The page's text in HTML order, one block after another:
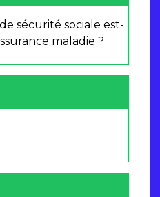
sécurité sociale est-
maladie ?